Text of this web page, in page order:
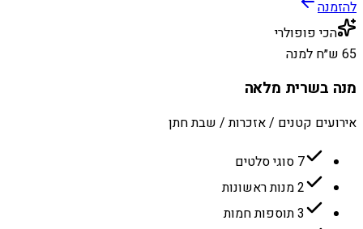
להזמנה
הכי פופולרי
65 ש״ח למנה
מנה בשרית מלאה
אירועים קטנים / אזכרות / שבת חתן
7 סוגי סלטים
2 מנות ראשונות
3 תוספות חמות